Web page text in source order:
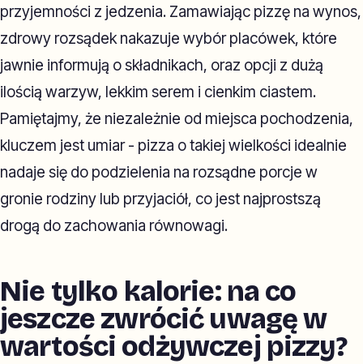
przyjemności z jedzenia. Zamawiając pizzę na wynos,
zdrowy rozsądek nakazuje wybór placówek, które
jawnie informują o składnikach, oraz opcji z dużą
ilością warzyw, lekkim serem i cienkim ciastem.
Pamiętajmy, że niezależnie od miejsca pochodzenia,
kluczem jest umiar - pizza o takiej wielkości idealnie
nadaje się do podzielenia na rozsądne porcje w
gronie rodziny lub przyjaciół, co jest najprostszą
drogą do zachowania równowagi.
Nie tylko kalorie: na co
jeszcze zwrócić uwagę w
wartości odżywczej pizzy?